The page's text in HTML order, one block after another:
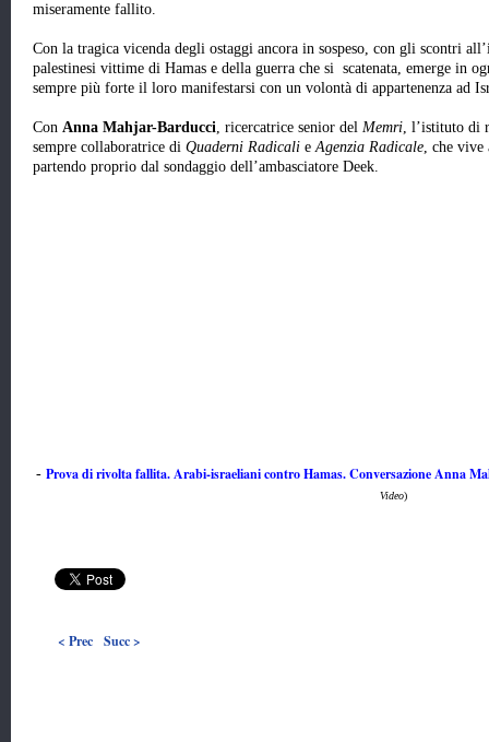
miseramente fallito.
Con la tragica vicenda degli ostaggi ancora in sospeso, con gli scontri
palestinesi vittime di Hamas e della guerra che si scatenata, emerge in
sempre più forte il loro manifestarsi con un volontà di appartenenza ad
Con Anna Mahjar-Barducci, ricercatrice senior del Memri, l’istituto di
sempre collaboratrice di Quaderni Radicali eAgenzia Radicale, che vive
partendo proprio dal sondaggio dell’ambasciatore Deek.
- Prova di rivolta fallita. Arabi-israeliani contro Hamas. Conversazione Anna
Video)
< Prec Succ >